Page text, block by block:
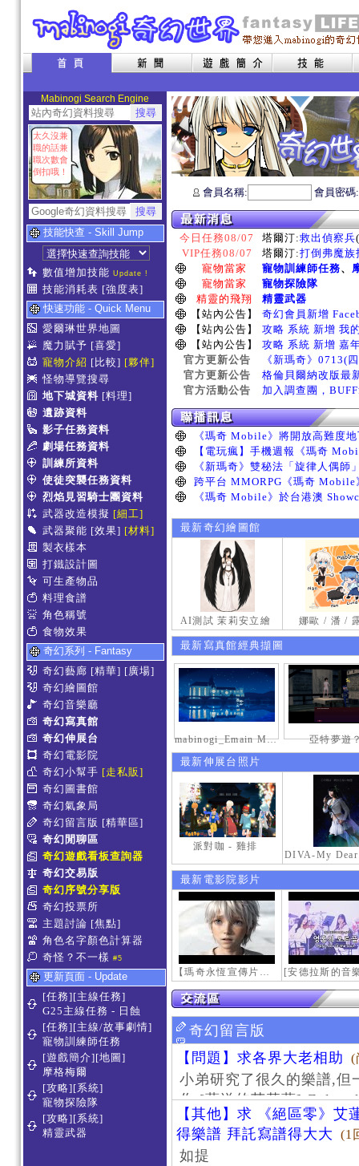
Mabinogi Search Engine
太久沒兼
職的話兼
職次數會
倒扣哦！
技能快查 - Skill Jump
數值增加技能 Update !
技能消耗表 [強度表]
快速功能 - Quick Menu
愛爾琳世界地圖
魔力賦予 [喜愛]
寵物介紹 [比較] [夥伴]
怪物導覽搜尋
地下城資料 [料理]
遺跡資料
影子任務資料
劇場任務資料
訓練所資料
使徒突襲任務資料
烈焰見習騎士團資料
武器改造模擬 [細工]
武器聚能 [效果] [材料]
製衣樣本
打鐵設計圖
可生產物品
料理食譜
角色稱號
食物效果
奇幻系列 - Fantasy
奇幻藝廊 [精華] [廣場]
奇幻繪圖館
奇幻音樂廳
奇幻寫真館
奇幻伸展台
奇幻電影院
奇幻小幫手 [走私販]
奇幻圖書館
奇幻氣象局
奇幻留言版 [精華區]
奇幻閒聊區
奇幻遊戲看板查詢器
奇幻交易版
奇幻序號分享版
奇幻投票所
主題討論 [焦點]
角色名字顏色計算器
奇怪？不一樣 #5
更新頁面 - Update
[任務][主線任務]
G25主線任務 - 日蝕
[任務][主線/故事劇情]
寵物訓練師任務
[遊戲簡介][地圖]
摩格梅爾
[攻略][系統]
寵物探險隊
[攻略][系統]
精靈武器
會員名稱: 會員密
今日任務08/07 塔爾汀:救出偵察兵
VIP任務08/07
塔爾汀:打倒弗魔
寵物當家
寵物訓練師任務、
寵物當家
寵物探險隊
精靈的飛翔
精靈武器
【站內公告】
奇幻會員新增
【站內公告】
攻略 系統 新增 我
【站內公告】
攻略 系統 新增 嘉
官方更新公告
《新瑪奇》0713(
官方更新公告
格倫貝爾納改版最
官方活動公告
加入調查團，
最新奇幻繪圖館
AI測試 茉莉安立繪 娜歐 / 潘 /
最新寫真館經典擷圖
mabinogi_Emain Macha_2000-0600_1 亞特夢遊
最新伸展台照片
派對咖 - 雞排
最新電影院影片
【瑪奇永恆宣傳片】最初的感動
奇幻留言版
【問題】求各界大老相助
(
小弟研究了很久的樂譜,但
作 [葬送的芙莉蓮]-
【其他】求 《絕區零》艾
得樂譜 拜託寫譜得大大
(1
如提